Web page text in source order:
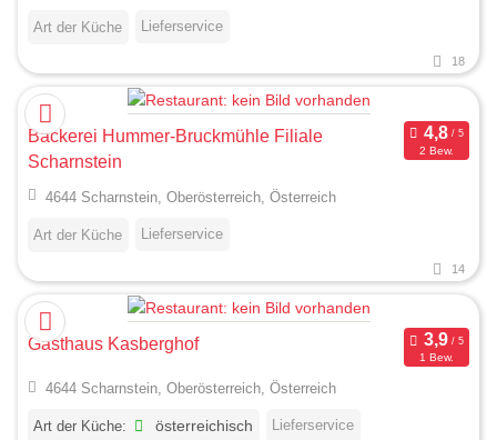
Art der Küche Lieferservice
18
Bäckerei Hummer-Bruckmühle Filiale
Scharnstein
2 Bew.
4644 Scharnstein, Oberösterreich, Österreich
Art der Küche Lieferservice
14
Gasthaus Kasberghof
1 Bew.
4644 Scharnstein, Oberösterreich, Österreich
Art der Küche: österreichisch Lieferservice